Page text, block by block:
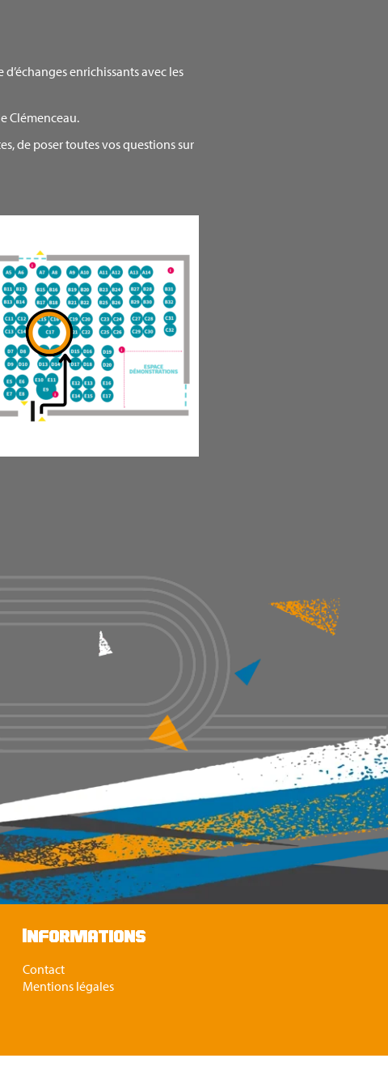
enrichissants avec les
Clémenceau.
de poser toutes vos questions sur
Informations
Contact
Mentions légales